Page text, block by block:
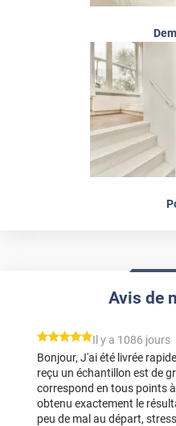
Avis de
*****
Il y a 1086 jours
Bonjour, J'ai été livrée
reçu un échantillon est de
correspond en tous points
obtenu exactement le
peu de mal au départ,